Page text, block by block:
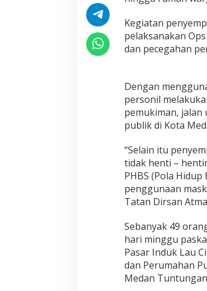
e
a
r
C
o
v
i
d
9
D
i
t
s
m
a
p
t
a
P
o
Kegiatan
pelaksanakan
dan pecegahan
Dengan
personil
pemukiman, jalan
publik di Kota
“Selain itu
tidak henti –
PHBS (Pola
penggunaan
Tatan Dirsan
Sebanyak 49
hari minggu
Pasar Induk Lau
dan Perumahan
Medan